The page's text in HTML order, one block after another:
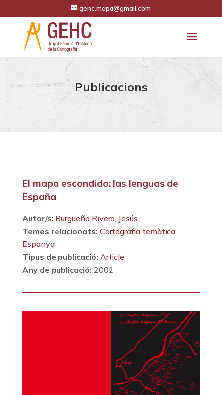
gehc.mapa@gmail.com
Publicacions
El mapa escondido: las lenguas de
España
Autor/s: Burgueño Rivero, Jesús
Temes relacionats: Cartografia temàtica,
Espanya
Tipus de publicació: Article
Any de publicació: 2002